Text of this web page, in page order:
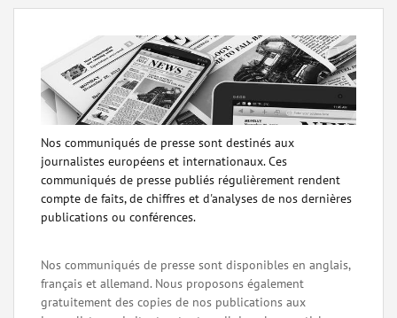
Nos communiqués de presse sont destinés aux
journalistes européens et internationaux. Ces
communiqués de presse publiés régulièrement rendent
compte de faits, de chiffres et d'analyses de nos dernières
publications ou conférences.
Nos communiqués de presse sont disponibles en anglais,
français et allemand. Nous proposons également
gratuitement des copies de nos publications aux